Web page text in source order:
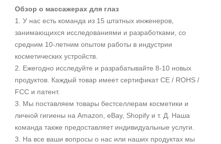
Обзор о массажерах для глаз
1. У нас есть команда из 15 штатных инженеров,
занимающихся исследованиями и разработками, со
средним 10-летним опытом работы в индустрии
косметических устройств.
2. Ежегодно исследуйте и разрабатывайте 8-10 новых
продуктов. Каждый товар имеет сертификат CE / ROHS /
FCC и патент.
3. Мы поставляем товары бестселлерам косметики и
личной гигиены на Amazon, eBay, Shopify и т. Д. Наша
команда также предоставляет индивидуальные услуги.
3. На все ваши вопросы о нас или наших продуктах мы